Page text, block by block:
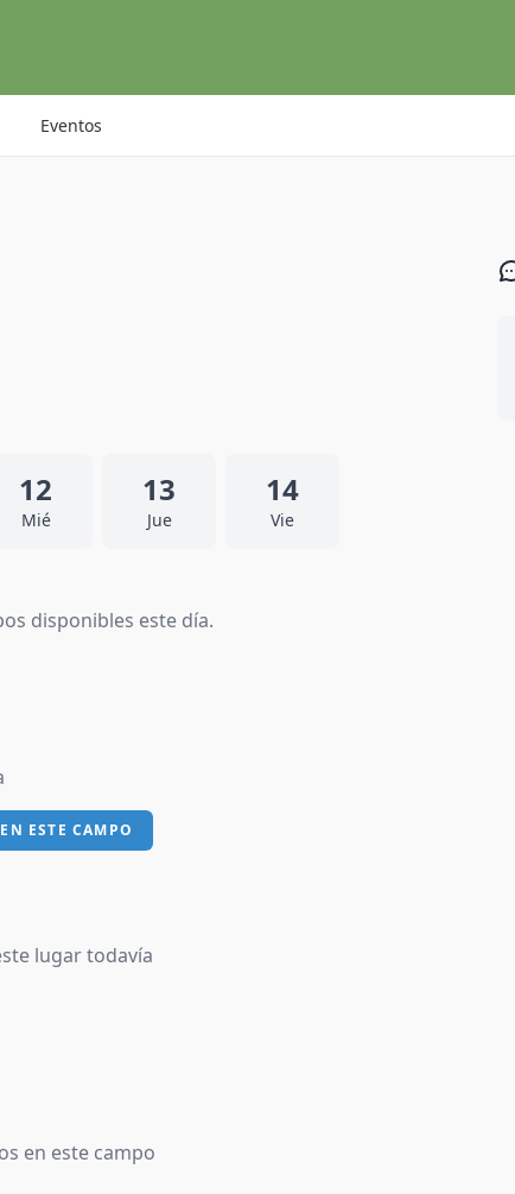
Eventos
12
Mié
13
Jue
14
Vie
disponibles este día.
ESTE CAMPO
lugar todavía
en este campo